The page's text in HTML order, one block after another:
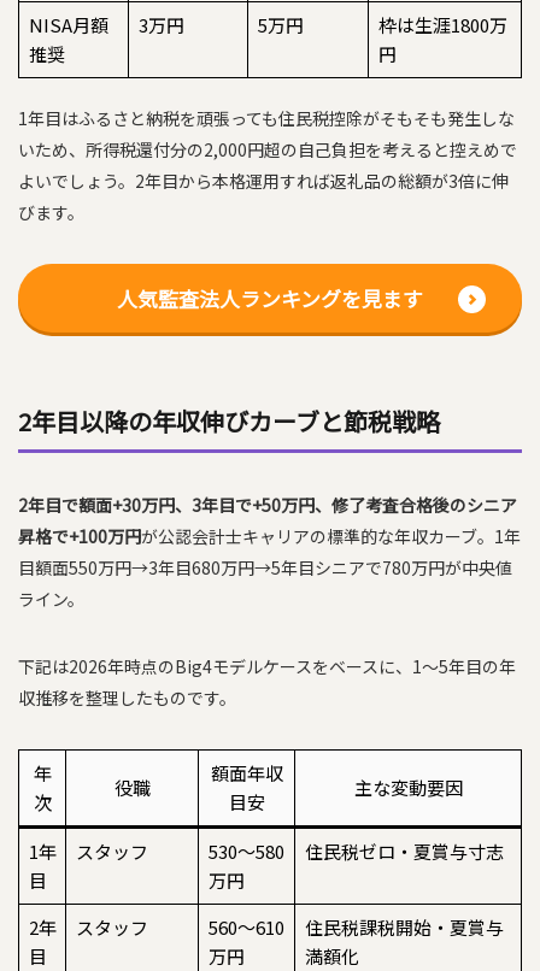
NISA月額
推奨
3万円 5万円
枠は生涯1800万
円
1年目はふるさと納税を頑張っても住民税控除がそもそも発生しな
いため、所得税還付分の2,000円超の自己負担を考えると控えめで
よいでしょう。2年目から本格運用すれば返礼品の総額が3倍に伸
びます。
人気監査法人ランキングを見ます
2年目以降の年収伸びカーブと節税戦略
2年目で額面+30万円、3年目で+50万円、修了考査合格後のシニア
昇格で+100万円が公認会計士キャリアの標準的な年収カーブ。1年
目額面550万円→3年目680万円→5年目シニアで780万円が中央値
ライン。
下記は2026年時点のBig4モデルケースをベースに、1〜5年目の年
収推移を整理したものです。
年
次
役職
額面年収
目安
主な変動要因
1年
目
スタッフ
530〜580
万円
住民税ゼロ・夏賞与寸志
2年
目
スタッフ
560〜610
万円
住民税課税開始・夏賞与
満額化